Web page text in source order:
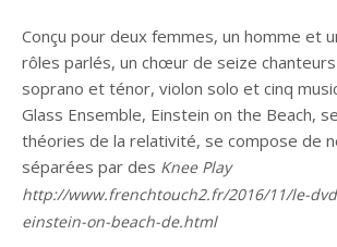
Conçu pour deux femmes, un homme et
rôles parlés, un chœur de seize
soprano et ténor, violon solo et cinq
Glass Ensemble, Einstein on the Beach,
théories de la relativité, se compose de
séparées par des Knee Play
http://www.frenchtouch2.fr/2016/11/le-
einstein-on-beach-de.html